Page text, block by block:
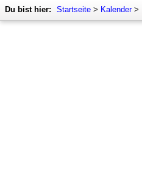
Du bist hier: Startseite > Kalender>